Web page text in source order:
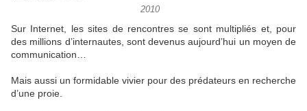
2010
Sur Internet, les sites de rencontres se sont multipliés et, pour
des millions d’internautes, sont devenus aujourd’hui un moyen de
communication…
Mais aussi un formidable vivier pour des prédateurs en recherche
d’une proie.